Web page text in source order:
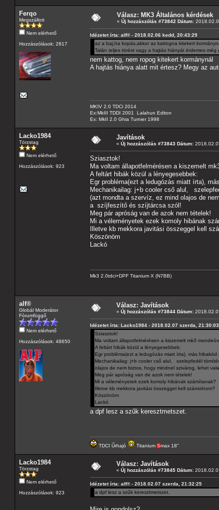
Ferqo
Megszállott
Nem elérhető
Hozzászólások: 2817
Válasz: MK3 Általános kérdések
« Új hozzászólás #73842 Dátum:
Idézetet írta: alf® - 2018.02.06 kedd, 20:43:29
az a baj,ha kopás,akkor az kattogna kitekert
Talán teljes törést vagy a hajtás hiányát érdemes
nem kattog, nem ropog kitekert kormánynál
A hajtás hiánya alatt mit értesz? Megy az
MKIV 2.0 TDCi 2014
Ex:MkIII TDDI 2001 Lalahun Editon
Ex: MkII 2.0 Ghia Turnier 1998
Lacko1984
Törzstag
Nem elérhető
Hozzászólások: 923
Javítások
« Új hozzászólás #73843 Dátum:
Sziasztok!
Ma voltam állapotfelmérésen a kiszemelt
A feltárt hibák közül a lényegesebbek:
Egr probléma(ezt a ledugózás miatt írta),
Mechanikailag: j+b cooler cső alul,
(azt mondta a szervíz, ez mind olajos de
a szíjfeszítő és szíjtárcsa szól!
Meg pár apróság van de azok nem tételek!
Mi a véleményetek ezek komoly hibának
Illetve kb mekkora javitási összeggel kell
Köszönöm
Lackó
Mk3 2.0tdci+DPF Titanium X (N7BB)
alf®
Globál Moderátor
Fórumfüggő
Nem elérhető
Hozzászólások: 48650
Válasz: Javítások
« Új hozzászólás #73844 Dátum:
Idézetet írta: Lacko1984 - 2018.02.07 szerda, 21:30:03
Sziasztok!
Ma voltam állapotfelmérésen a kiszemelt mk3
A feltárt hibák közül a lényegesebbek:
Egr probléma(ezt a ledugózás miatt írta), más hibakód
Mechanikailag: j+b cooler cső alul, szelepfedél
olajos de nem biztos, hogy mindnel szivárog, lehet
Meg pár apróság van de azok nem tételek!
Mi a véleményetek ezek komoly hibának számítanak?
Illetve kb mekkora javitási összeggel kell számolnom?
Köszönöm
Lackó
a dpf lesz a szűk keresztmetszet.
TDCI Űrhajó Titanium Smax 18"
Lacko1984
Törzstag
Nem elérhető
Hozzászólások: 923
Válasz: Javítások
« Új hozzászólás #73845 Dátum:
Idézetet írta: alf® - 2018.02.07 szerda, 21:32:25
a dpf lesz a szűk keresztmetszet.